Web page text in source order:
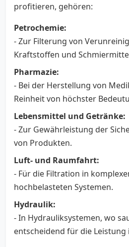
profitieren, gehören:
Petrochemie:
- Zur Filterung von
Kraftstoffen und
Pharmazie:
- Bei der Herstellung von
Reinheit von höchster
Lebensmittel und Getränke:
- Zur Gewährleistung der
von Produkten.
Luft- und Raumfahrt:
- Für die Filtration in
hochbelasteten Systemen.
Hydraulik:
- In Hydrauliksystemen, wo
entscheidend für die Leistung